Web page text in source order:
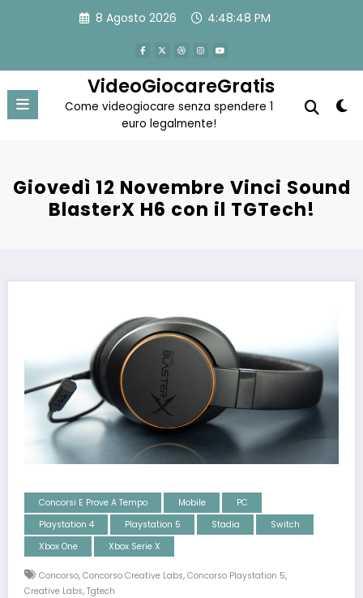
8 Agosto 2026 4:48:49 PM
VideoGiocareGratis
Come videogiocare senza spendere 1
euro legalmente!
Giovedì 12 Novembre Vinci Sound
BlasterX H6 con il TGTech!
Concorsi E Prove A Tempo Mobile
PC
Playstation 4
Playstation 5 Stadia
Switch
Xbox One
Xbox Serie X
Concorso, Concorso Creative Labs, Concorso Playstation 5,
Creative Labs, Tgtech